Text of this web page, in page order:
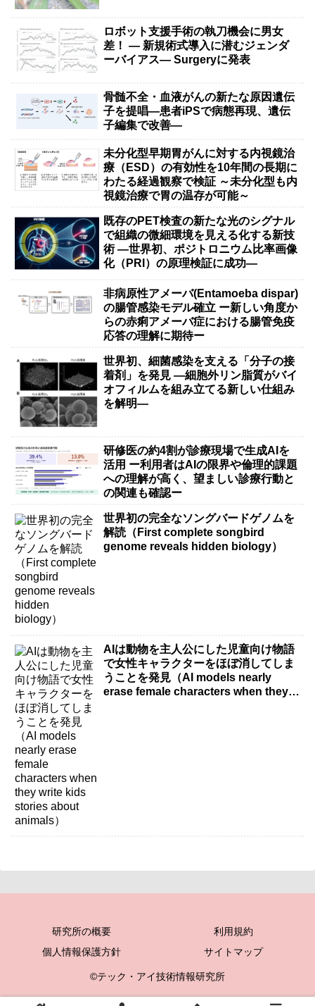
ロボット支援手術の執刀機会に男女
差！ — 新規術式導入に潜むジェンダ
ーバイアス— Surgeryに発表
骨髄不全・血液がんの新たな原因遺伝
子を提唱―患者iPSで病態再現、遺伝
子編集で改善―
未分化型早期胃がんに対する内視鏡治
療（ESD）の有効性を10年間の長期に
わたる経過観察で検証 ～未分化型も内
視鏡治療で胃の温存が可能～
既存のPET検査の新たな光のシグナル
で組織の微細環境を見える化する新技
術 ―世界初、ポジトロニウム比率画像
化（PRI）の原理検証に成功―
非病原性アメーバ(Entamoeba dispar)
の腸管感染モデル確立 ー新しい角度か
らの赤痢アメーバ症における腸管免疫
応答の理解に期待ー
世界初、細菌感染を支える「分子の接
着剤」を発見 ―細胞外リン脂質がバイ
オフィルムを組み立てる新しい仕組み
を解明―
研修医の約4割が診療現場で生成AIを
活用 ー利用者はAIの限界や倫理的課題
への理解が高く、望ましい診療行動と
の関連も確認ー
世界初の完全なソングバードゲノムを
解読（First complete songbird
genome reveals hidden biology）
AIは動物を主人公にした児童向け物語
で女性キャラクターをほぼ消してしま
うことを発見（AI models nearly
erase female characters when they
研究所の概要
利用規約
個人情報保護方針
サイトマップ
©テック・アイ技術情報研究所